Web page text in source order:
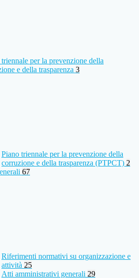
per la prevenzione della
e della trasparenza 3
Piano triennale per la prevenzione della
corruzione e della trasparenza (PTPCT) 2
67
Riferimenti normativi su organizzazione e
attività 25
Atti amministrativi generali 29